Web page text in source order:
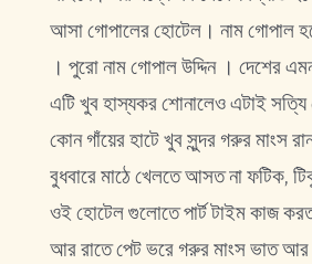
আসা গোপালের হোটেল। নাম গোপাল
। পুরো নাম গোপাল উদ্দিন । দেশের
এটি খুব হাস্যকর শোনালেও এটাই সত্যি
কোন গাঁয়ের হাটে খুব সুন্দর গরুর মাংস
বুধবারে মাঠে খেলতে আসত না ফটিক,
ওই হোটেল গুলোতে পার্ট টাইম কাজ
আর রাতে পেট ভরে গরুর মাংস ভাত